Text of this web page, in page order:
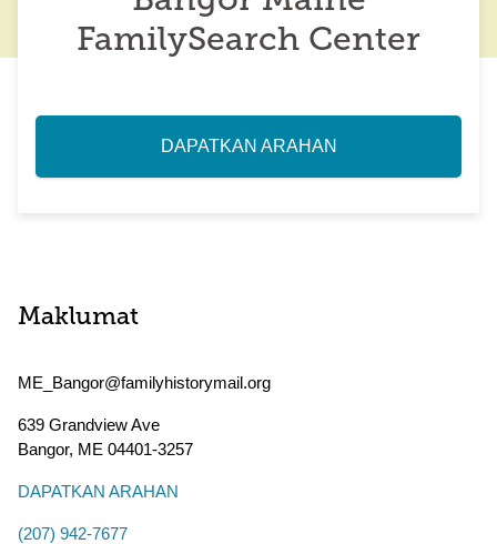
FamilySearch Center
DAPATKAN ARAHAN
Maklumat
ME_Bangor@familyhistorymail.org
639 Grandview Ave
Bangor, ME 04401-3257
DAPATKAN ARAHAN
(207) 942-7677